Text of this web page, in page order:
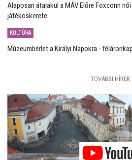
Alaposan átalakul a MÁV Előre Foxconn
játékoskerete
KULTÚRA
Múzeumbérlet a Királyi Napokra -
TOVÁBBI HÍREK